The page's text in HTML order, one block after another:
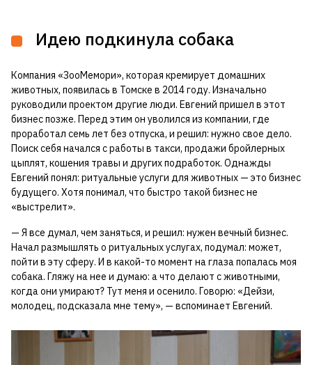
Идею подкинула собака
Компания «ЗооМемори», которая кремирует домашних
животных, появилась в Томске в 2014 году. Изначально
руководили проектом другие люди. Евгений пришел в этот
бизнес позже. Перед этим он уволился из компании, где
проработал семь лет без отпуска, и решил: нужно свое дело.
Поиск себя начался с работы в такси, продажи бройлерных
цыплят, кошения травы и других подработок. Однажды
Евгений понял: ритуальные услуги для животных — это бизнес
будущего. Хотя понимал, что быстро такой бизнес не
«выстрелит».
— Я все думал, чем заняться, и решил: нужен вечный бизнес.
Начал размышлять о ритуальных услугах, подумал: может,
пойти в эту сферу. И в какой-то момент на глаза попалась моя
собака. Гляжу на нее и думаю: а что делают с животными,
когда они умирают? Тут меня и осенило. Говорю: «Дейзи,
молодец, подсказала мне тему», — вспоминает Евгений.